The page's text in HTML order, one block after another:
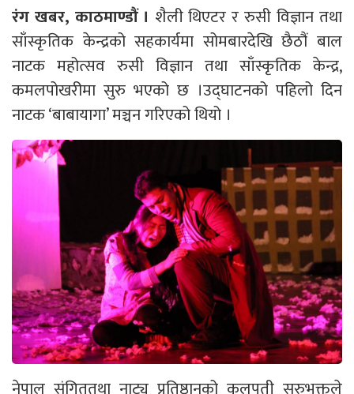
रंग खबर, काठमाण्डौं । शैली थिएटर र रुसी विज्ञान तथा
साँस्कृतिक केन्द्रको सहकार्यमा सोमबारदेखि छैठौं बाल
नाटक महोत्सव रुसी विज्ञान तथा साँस्कृतिक केन्द्र,
कमलपोखरीमा सुरु भएको छ ।उद्घाटनको पहिलो दिन
नाटक ‘बाबायागा’ मञ्चन गरिएको थियो ।